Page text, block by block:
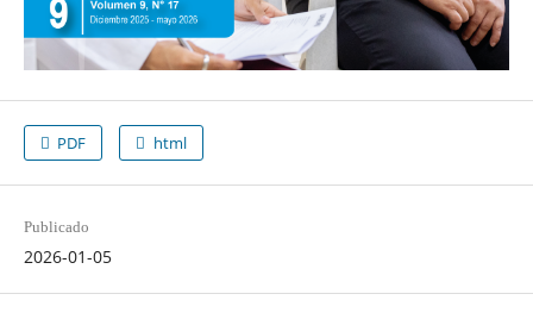
PDF html
Publicado
2026-01-05